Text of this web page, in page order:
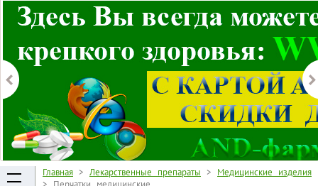
Главная > Лекарственные препараты > Медицинские изделия